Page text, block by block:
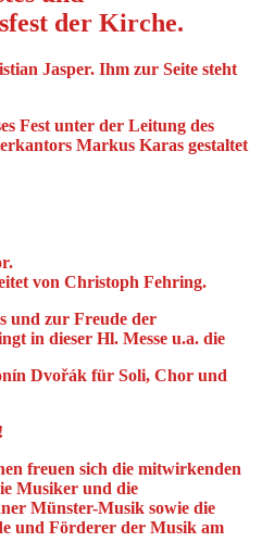
der Kirche.
Jasper. Ihm zur Seite steht
Fest unter der Leitung des
Markus Karas gestaltet
von Christoph Fehring.
und zur Freude der
in dieser Hl. Messe u.a. die
Dvořák für Soli, Chor und
freuen sich die mitwirkenden
Musiker und die
Münster-Musik sowie die
und Förderer der Musik am